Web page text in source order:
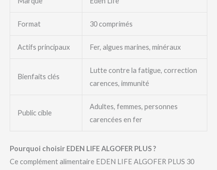
Format 30 comprimés
Actifs principaux Fer, algues marines, minéraux
Bienfaits clés
Lutte contre la fatigue, correction
carences, immunité
Public cible
Adultes, femmes, personnes
carencées en fer
Pourquoi choisir EDEN LIFE ALGOFER PLUS ?
Ce complément alimentaire EDEN LIFE ALGOFER PLUS 30